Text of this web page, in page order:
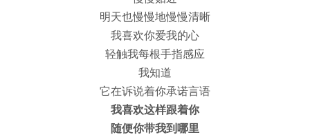
明天也慢慢地慢慢清晰
我喜欢你爱我的心
轻触我每根手指感应
我知道
它在诉说着你承诺言语
我喜欢这样跟着你
随便你带我到哪里